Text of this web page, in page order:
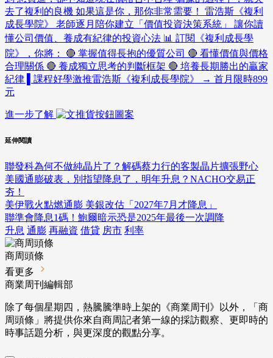
去了複利的良機 如果這是你，那你非常需要！ 雷浩斯《複利
成長學院》 老師逐月陪你建立「價值投資決策系統」 讓你讀
懂公司價值、養成有紀律的投資心法 📊 訂閱《複利成長學
院》，你將： 🔴 掌握值得長抱的優質公司 🔴 看懂價值與價格
合理關係 🔴 養成獨立思考的判斷框架 🔴 培養長期勝出的贏家
紀律 ▌課程好學激推雷浩斯《複利成長學院》 → 首月限時899
元
進一步了解
延伸閱讀
聯發科為何不做純晶片了？解碼蔡力行的客製晶片擴張野心
美國通膨破表，別指望降息了，明年升息？NACHO交易正
夯！
美伊戰火點燃通膨 美銀改估「2027年7月才降息」
聯準會降息1碼！鮑爾暗示恐是2025年最後一次調降
升息 通膨 再融資 借貸 房市 利率
商周頭條
看更多
商業周刊編輯部
除了每個星期四，熱騰騰準時上架的《商業周刊》以外，「商
周頭條」將提供你來自商周記者第一線的採訪觀察、 更即時的
時事話題分析，與更深度的觀點分享。